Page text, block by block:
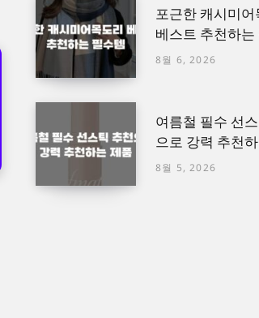
포근한 캐시미어
베스트 추천하는
8월 6, 2026
여름철 필수 선
으로 강력 추천
8월 5, 2026